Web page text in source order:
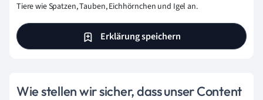
Tiere wie Spatzen, Tauben, Eichhörnchen und Igel an.
Erklärung speichern
Wie stellen wir sicher, dass unser Content